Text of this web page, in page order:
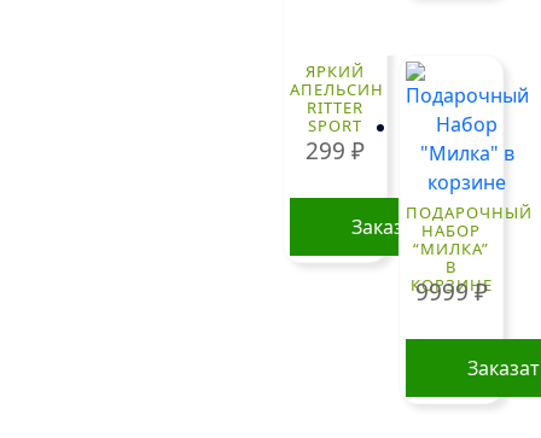
ЯРКИЙ
АПЕЛЬСИН
RITTER
SPORT
299₽
Заказать
ПОДАРОЧНЫЙ
НАБОР
“МИЛКА”
В
КОРЗИНЕ
9999₽